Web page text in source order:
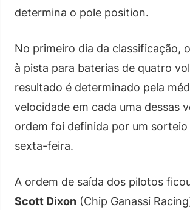
determina o pole position.
No primeiro dia da classificação,
à pista para baterias de quatro
resultado é determinado pela
velocidade em cada uma dessas
ordem foi definida por um sorteio
sexta-feira.
A ordem de saída dos pilotos
Scott Dixon (Chip Ganassi